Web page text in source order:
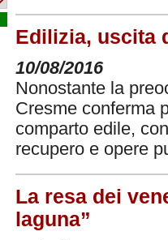
Edilizia, uscita
10/08/2016
Nonostante la
Cresme conferma
comparto edile,
recupero e opere
La resa dei
laguna”